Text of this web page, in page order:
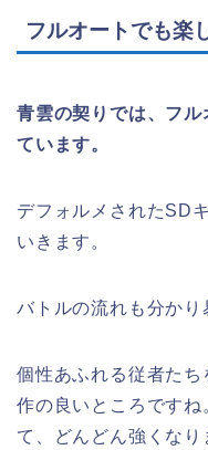
フルオートでも楽
青雲の契りでは、フ
ています。
デフォルメされたSD
いきます。
バトルの流れも分かり
個性あふれる従者た
作の良いところです
て、どんどん強くなり